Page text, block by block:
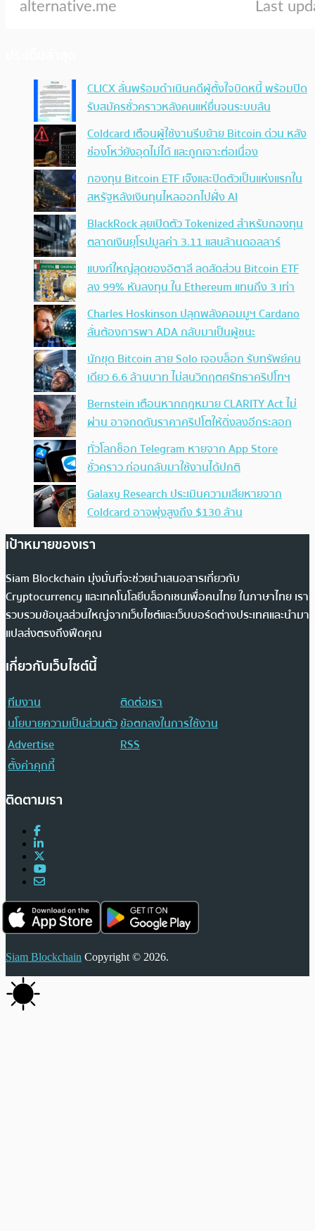
CLICX ลั่นพร้อมดำเนินคดีผู้ตั้งใจบิดหนี้ พร้อมปิด
รับสมัครชั่วคราวหลังคนแห่ยื่นจนระบบล้น
Coldcard เตือนผู้ใช้งานรีบย้าย Bitcoin ด่วน หลัง
ช่องโหว่ยังอุดไม่ได้ และถูกเจาะต่อเนื่อง
กองทุน Bitcoin ETF เจ๊งและปิดตัวเป็นแห่งแรกใน
สหรัฐหลังเงินทุนไหลออกไปฝั่ง AI
BlackRock ลุยเปิดตัว Tokenized สำหรับกองทุน
ตลาดเงินยุโรปมูลค่า 3.11 แสนล้านดอลลาร์
แบงก์ใหญ่สุดของอิตาลี ลดสัดส่วน Bitcoin ETF
ลง 99% หันลงทุน ใน Ethereum แทนถึง 3 เท่า
Charles Hoskinson ปลุกพลังคอมมูฯ Cardano
ลั่นต้องการพา ADA กลับมาเป็นผู้ชนะ
นักขุด Bitcoin สาย Solo เจอบล็อก รับทรัพย์คน
เดียว 6.6 ล้านบาท ไม่สนวิกฤตศรัทธาคริปโทฯ
Bernstein เตือนหากกฎหมาย CLARITY Act ไม่
ผ่าน อาจกดดันราคาคริปโตให้ดิ่งลงอีกระลอก
ทั่วโลกช็อก Telegram หายจาก App Store
ชั่วคราว ก่อนกลับมาใช้งานได้ปกติ
Galaxy Research ประเมินความเสียหายจาก
Coldcard อาจพุ่งสูงถึง $130 ล้าน
เป้าหมายของเรา
Siam Blockchain มุ่งมั่นที่จะช่วยนำเสนอสารเกี่ยวกับ
Cryptocurrency และเทคโนโลยีบล็อกเชนเพื่อคนไทย ในภาษาไทย เรา
รวบรวมข้อมูลส่วนใหญ่จากเว็บไซต์และเว็บบอร์ดต่างประเทศและนำมา
แปลส่งตรงถึงฟีดคุณ
เกี่ยวกับเว็บไซต์นี้
ทีมงาน
ติดต่อเรา
นโยบายความเป็นส่วนตัวข้อตกลงในการใช้งาน
Advertise
RSS
ตั้งค่าคุกกี้
ติดตามเรา
Siam Blockchain Copyright © 2026.